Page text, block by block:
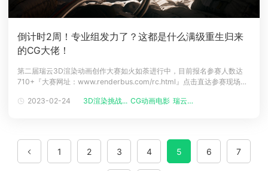
倒计时2周！专业组发力了？这都是什么满级重生归来
的CG大佬！
第二届瑞云3D渲染动画创作大赛如火如荼进行中，目前报名参赛人数达
710+『大赛网址：www.renderbus.com/rc.html』点击直达参赛现场上
人！》报名截稿倒计时2周！无所谓...专业组会出手......↓
2023-02-24 3D渲染挑战... CG动画电影 瑞云渲染
1 2 3 4 5 6 7